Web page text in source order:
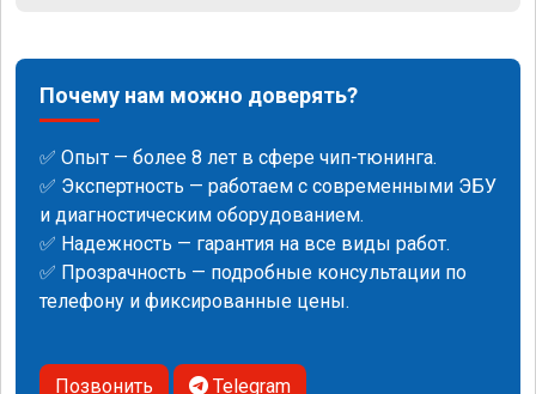
Почему нам можно доверять?
✅ Опыт — более 8 лет в сфере чип-тюнинга.
✅ Экспертность — работаем с современными ЭБУ
и диагностическим оборудованием.
✅ Надежность — гарантия на все виды работ.
✅ Прозрачность — подробные консультации по
телефону и фиксированные цены.
Позвонить Telegram